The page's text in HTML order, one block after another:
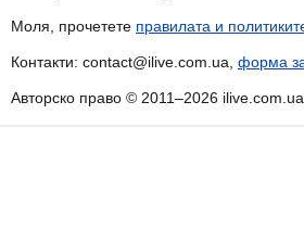
Моля, прочетете правилата и
Контакти: contact@ilive.com.ua, форма
Авторско право © 2011–2026